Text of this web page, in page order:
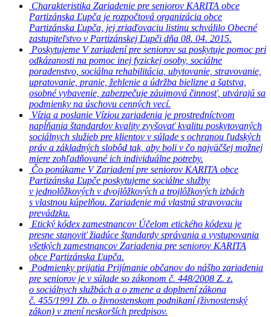
Charakteristika Zariadenie pre seniorov KARITA obce
Partizánska Ľupča je rozpočtová organizácia obce
Partizánska Ľupča, jej zriaďovaciu listinu schválilo Obecné
zastupiteľstvo v Partizánskej Ľupči dňa 08. 04. 2015.
Poskytujeme V zariadení pre seniorov sa poskytuje pomoc pri
odkázanosti na pomoc inej fyzickej osoby, sociálne
poradenstvo, sociálna rehabilitácia, ubytovanie, stravovanie,
upratovanie, pranie, žehlenie a údržba bielizne a šatstva,
osobné vybavenie, zabezpečuje záujmová činnosť, utvárajú sa
podmienky na úschovu cenných vecí.
Vízia a poslanie Víziou zariadenia je prostredníctvom
napĺňania štandardov kvality zvyšovať kvalitu poskytovaných
sociálnych služieb pre klientov v súlade s ochranou ľudských
práv a základných slobôd tak, aby boli v čo najväčšej možnej
miere zohľadňované ich individuálne potreby.
Čo ponúkame V Zariadení pre seniorov KARITA obce
Partizánska Ľupče poskytujeme sociálne služby
v jednolôžkových v dvojlôžkových a trojlôžkových izbách
s vlastnou kúpelňou. Zariadenie má vlastnú stravovaciu
prevádzku.
Etický kódex zamestnancov Účelom etického kódexu je
presne stanoviť žiadúce štandardy správania a vystupovania
všetkých zamestnancov Zariadenia pre seniorov KARITA
obce Partizánska Ľupča.
Podmienky prijatia Prijímanie občanov do nášho zariadenia
pre seniorov je v súlade so zákonom č. 448/2008 Z. z.
o sociálnych službách a o zmene a doplnení zákona
č. 455/1991 Zb. o živnostenskom podnikaní (živnostenský
zákon) v znení neskorších predpisov.